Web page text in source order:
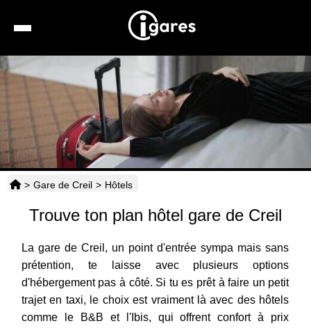
Location de voiture
Hôtels
Taxis
Horaires
> Gare de Creil > Hôtels
Trouve ton plan hôtel gare de Creil
La gare de Creil, un point d'entrée sympa mais sans
prétention, te laisse avec plusieurs options
d'hébergement pas à côté. Si tu es prêt à faire un petit
trajet en taxi, le choix est vraiment là avec des hôtels
comme le B&B et l'Ibis, qui offrent confort à prix